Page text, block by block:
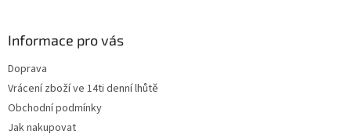
Informace pro vás
Doprava
Vrácení zboží ve 14ti denní lhůtě
Obchodní podmínky
Jak nakupovat